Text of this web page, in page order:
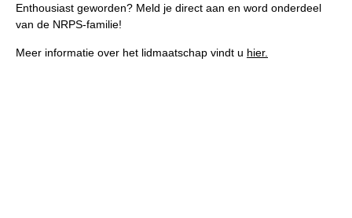
Veulenregistratie
I&R Registratie
Enthousiast geworden? Meld je direct aan en word onderdeel
van de NRPS-familie!
Meer informatie over het lidmaatschap vindt u hier.